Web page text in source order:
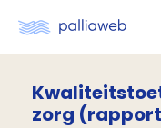
zorg